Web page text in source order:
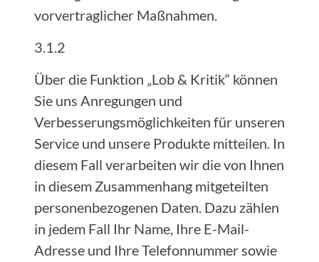
vorvertraglicher Maßnahmen.
3.1.2
Über die Funktion „Lob & Kritik“ können
Sie uns Anregungen und
Verbesserungsmöglichkeiten für unseren
Service und unsere Produkte mitteilen. In
diesem Fall verarbeiten wir die von Ihnen
in diesem Zusammenhang mitgeteilten
personenbezogenen Daten. Dazu zählen
in jedem Fall Ihr Name, Ihre E-Mail-
Adresse und Ihre Telefonnummer sowie